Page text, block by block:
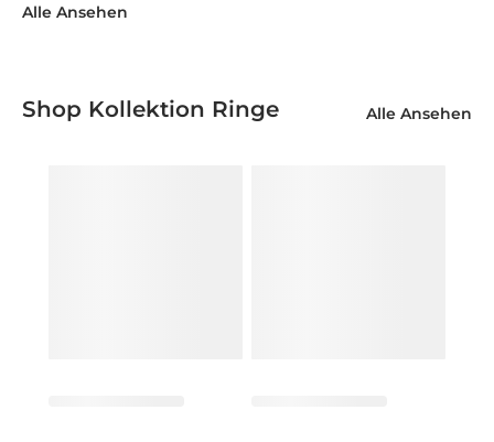
Alle Ansehen
Shop Kollektion Ringe Alle Ansehen